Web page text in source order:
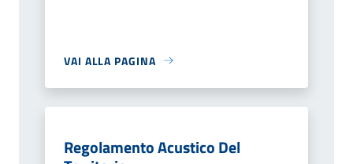
VAI ALLA PAGINA
Regolamento Acustico Del